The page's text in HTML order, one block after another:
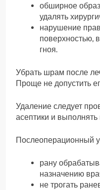
обширное
удалять
нарушение
поверхностью,
гноя.
Убрать шрам после
Проще не допустить
Удаление следует
асептики и
Послеоперационный
рану
назначению
не трогать